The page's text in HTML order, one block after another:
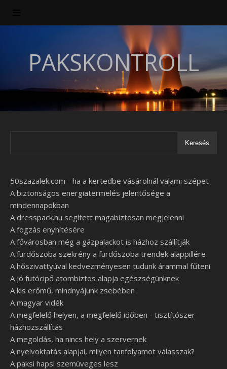
PAKSKONTROLL
Keresés
50szazalek.com - ha a kertedbe vásárolnál valami szépet
A biztonságos energiatermelés jelentősége a
mindennapokban
A dresspack.hu segített magabiztosan megjelenni
A fogzás enyhítésére
A fővárosban még a gázpalackot is házhoz szállítják
A fürdőszoba szekrény a fürdőszoba trendek alappillére
A hőszivattyúval kedvezményesen tudunk árammal fűteni
A jó futócipő atombiztos alapja egészségünknek
A kis erőmű, mindnyájunk zsebében
A magyar vidék
A megfelelő helyen, a megfelelő időben - tisztítószer
házhozszállítás
A megoldás, ha nincs hely a szervernek
A nyelvoktatás alapjai, milyen tanfolyamot válasszak?
A paksi hapsi szemüveges lesz